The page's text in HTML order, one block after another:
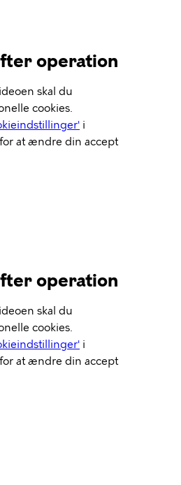
operation
skal du
cookies.
i
at ændre din accept
operation
skal du
cookies.
i
at ændre din accept